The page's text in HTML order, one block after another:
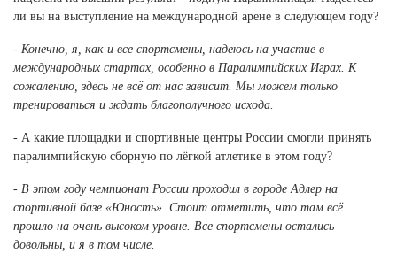
ли вы на выступление на международной арене в следующем году?
- Конечно, я, как и все спортсмены, надеюсь на участие в
международных стартах, особенно в Паралимпийских Играх. К
сожалению, здесь не всё от нас зависит. Мы можем только
тренироваться и ждать благополучного исхода.
- А какие площадки и спортивные центры России смогли принять
паралимпийскую сборную по лёгкой атлетике в этом году?
- В этом году чемпионат России проходил в городе Адлер на
спортивной базе «Юность». Стоит отметить, что там всё
прошло на очень высоком уровне. Все спортсмены остались
довольны, и я в том числе.